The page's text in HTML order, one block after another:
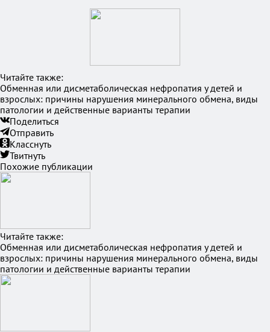
Читайте также:
Обменная или дисметаболическая нефропатия у детей и
взрослых: причины нарушения минерального обмена, виды
патологии и действенные варианты терапии
Поделиться
Отправить
Класснуть
Твитнуть
Похожие публикации
Читайте также:
Обменная или дисметаболическая нефропатия у детей и
взрослых: причины нарушения минерального обмена, виды
патологии и действенные варианты терапии